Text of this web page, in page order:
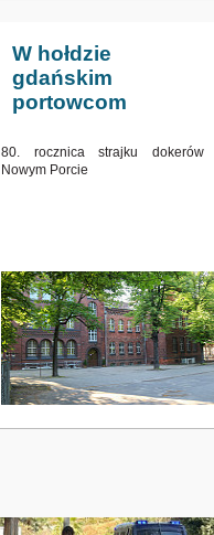
W hołdzie
gdańskim
portowcom
80. rocznica strajku dokerów
Nowym Porcie